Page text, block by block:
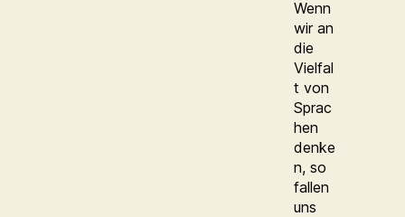
Wenn
wir an
die
Vielfal
t von
Sprac
hen
denke
n, so
fallen
uns